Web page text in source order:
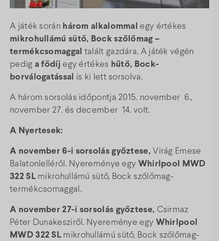
A játék során három alkalommal egy értékes
mikrohullámú sütő, Bock szőlőmag –
termékcsomaggal talált gazdára. A játék végén
pedig a fődíj egy értékes hűtő, Bock-
borválogatással
is ki lett sorsolva.
A három sorsolás időpontja 2015. november 6.,
november 27. és december 14. volt.
A Nyertesek:
A november 6-i sorsolás győztese,Virág Emese
Balatonlelléről. Nyereménye egy Whirlpool MWD
322 SLmikrohullámú sütő, Bock szőlőmag-
termékcsomaggal.
A november 27-i sorsolás győztese, Csirmaz
Péter Dunakesziről. Nyereménye egy Whirlpool
MWD 322 SL mikrohullámú sütő, Bock szőlőmag-
Térkép
Gyakori kérdések